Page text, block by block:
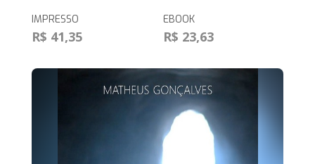
IMPRESSO
R$ 41,35
EBOOK
R$ 23,63